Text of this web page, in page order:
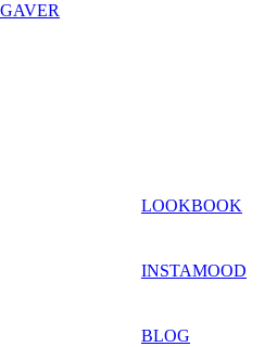
LOOKBOOK
INSTAMOOD
BLOG